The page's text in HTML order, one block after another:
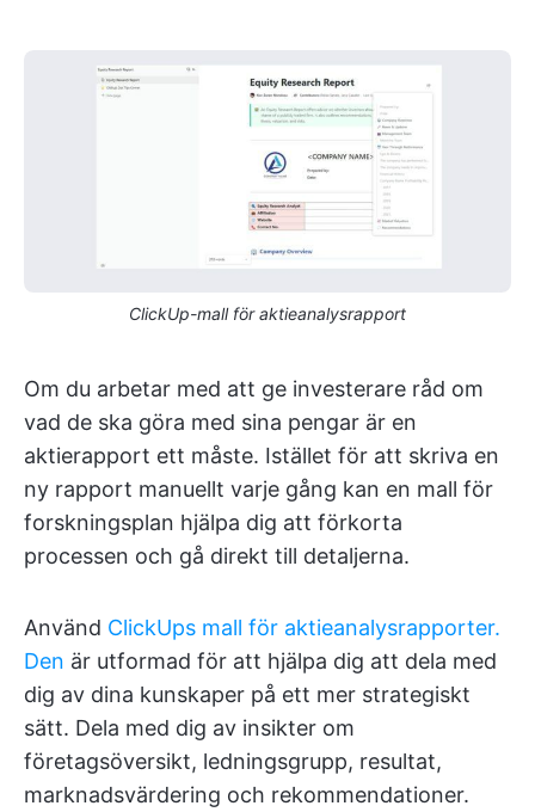
ClickUp-mall för aktieanalysrapport
Om du arbetar med att ge investerare råd om
vad de ska göra med sina pengar är en
aktierapport ett måste. Istället för att skriva en
ny rapport manuellt varje gång kan en mall för
forskningsplan hjälpa dig att förkorta
processen och gå direkt till detaljerna.
Använd ClickUps mall för aktieanalysrapporter.
Den är utformad för att hjälpa dig att dela med
dig av dina kunskaper på ett mer strategiskt
sätt. Dela med dig av insikter om
företagsöversikt, ledningsgrupp, resultat,
marknadsvärdering och rekommendationer.